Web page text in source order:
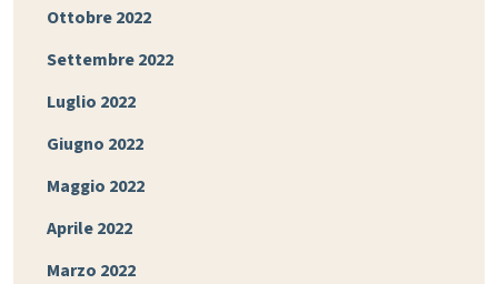
Ottobre 2022
Settembre 2022
Luglio 2022
Giugno 2022
Maggio 2022
Aprile 2022
Marzo 2022